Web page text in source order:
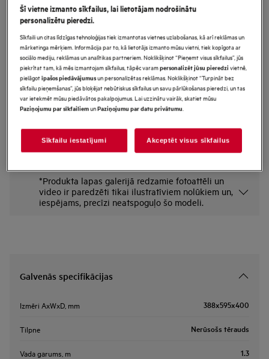
NMS5G25IEM
5000.sērijas Iebūvējama mikroviļņu
krāsns 23 l
Priekšrocības
Mikroviļņu krāsns ar papildu funkcijām: Grila funkcija kraukšķīgai virskārtai.
Mikroviļņu krāsns ar grilu nodrošina kraukšķīgu garoziņu.
*Produkta lapas galerijā redzamie fotoattēli un
video ir paredzēti tikai ilustratīviem nolūkiem un,
iespējams, precīzi neatspoguļo šo modeli.
Galvenās specifikācijas
Izmēri AxWxD, mm 388x595x400
Tilpne Nerūsošs tērauds
Vada garums, m 1.3
Šī vietne izmanto sīkfailus, lai lietotājam nodrošinātu
personalizētu pieredzi.
Sīkfaili un citas līdzīgas tehnoloģijas tiek izmantotas vietnes uzlabošanas, kā arī reklāmas un
mārketinga mērķiem. Informācija par to, kā lietotājs izmanto mūsu vietni, tiek kopīgota ar
sociālo mediju, reklāmas un analītikas partneriem. Noklikšķinot “Pieņemt visus sīkfailus”, jūs
piekrītat tam, kā mēs izmantojam sīkfailus, tāpēc varampersonalizēt jūsu pieredzivietnē,
pielāgotīpašos piedāvājumusun personalizētas reklāmas. Noklikšķinot “Turpināt bez
sīkfailu pieņemšanas”, jūs bloķējat nebūtiskus sīkfailus un savu pārlūkošanas pieredzi, un tas
var ietekmēt mūsu piedāvātos pakalpojumus. Lai uzzinātu vairāk, skatiet mūsu
Paziņojumu par sīkfailiemunPaziņojumu par datu privātumu.
Sīkfailu iestatījumi Akceptēt visus sīkfailus